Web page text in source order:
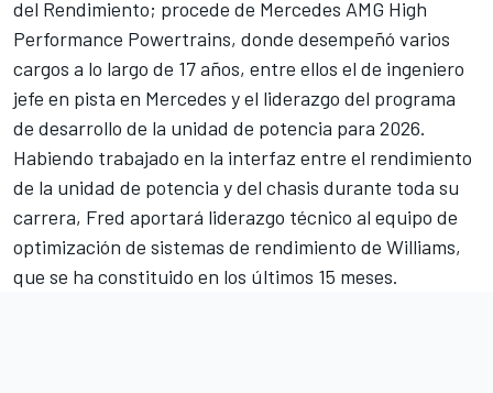
del Rendimiento; procede de Mercedes AMG High
Performance Powertrains, donde desempeñó varios
cargos a lo largo de 17 años, entre ellos el de ingeniero
jefe en pista en Mercedes y el liderazgo del programa
de desarrollo de la unidad de potencia para 2026.
Habiendo trabajado en la interfaz entre el rendimiento
de la unidad de potencia y del chasis durante toda su
carrera, Fred aportará liderazgo técnico al equipo de
optimización de sistemas de rendimiento de Williams,
que se ha constituido en los últimos 15 meses.